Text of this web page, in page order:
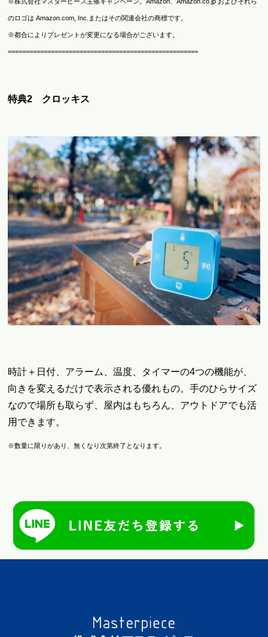
のロゴは Amazon.com, Inc.またはその関連会社の商標です。
※都合によりプレゼントが変更になる場合がございます。
=====================================================
特典2 クロッキス
時計＋日付、アラーム、温度、タイマーの4つの機能が、
向きを変えるだけで表示される優れもの。手のひらサイズ
なので場所も取らず、屋内はもちろん、アウトドアでも活
用できます。
※数量に限りがあり、無くなり次第終了となります。